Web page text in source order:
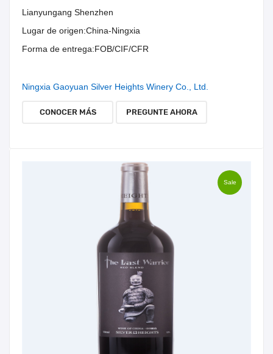
Lianyungang Shenzhen
Lugar de origen:China-Ningxia
Forma de entrega:FOB/CIF/CFR
Ningxia Gaoyuan Silver Heights Winery Co., Ltd.
CONOCER MÁS PREGUNTE AHORA
Sale